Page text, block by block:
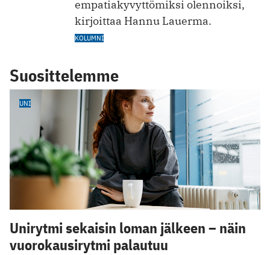
empatiakyvyttömiksi olennoiksi,
kirjoittaa Hannu Lauerma.
KOLUMNI
Suosittelemme
UNI
Unirytmi sekaisin loman jälkeen – näin
vuorokausirytmi palautuu